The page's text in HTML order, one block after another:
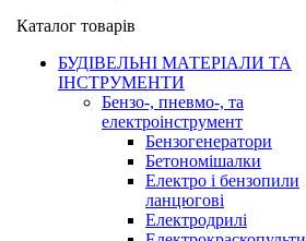
Каталог товарів
БУДІВЕЛЬНІ МАТЕРІАЛИ ТА
ІНСТРУМЕНТИ
Бензо-, пневмо-, та
електроінструмент
Бензогенератори
Бетономішалки
Електро і бензопили
ланцюгові
Електродрилі